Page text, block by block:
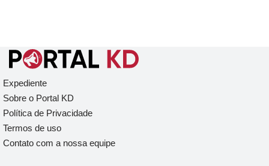
Expediente
Sobre o Portal KD
Política de Privacidade
Termos de uso
Contato com a nossa equipe